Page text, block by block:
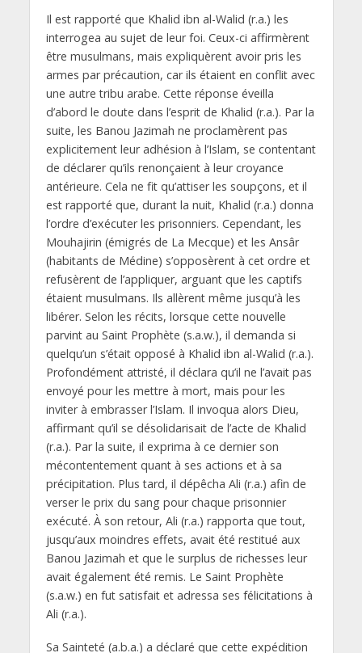
Il est rapporté que Khalid ibn al-Walid (r.a.) les
interrogea au sujet de leur foi. Ceux-ci affirmèrent
être musulmans, mais expliquèrent avoir pris les
armes par précaution, car ils étaient en conflit avec
une autre tribu arabe. Cette réponse éveilla
d’abord le doute dans l’esprit de Khalid (r.a.). Par la
suite, les Banou Jazimah ne proclamèrent pas
explicitement leur adhésion à l’Islam, se contentant
de déclarer qu’ils renonçaient à leur croyance
antérieure. Cela ne fit qu’attiser les soupçons, et il
est rapporté que, durant la nuit, Khalid (r.a.) donna
l’ordre d’exécuter les prisonniers. Cependant, les
Mouhajirin (émigrés de La Mecque) et les Ansâr
(habitants de Médine) s’opposèrent à cet ordre et
refusèrent de l’appliquer, arguant que les captifs
étaient musulmans. Ils allèrent même jusqu’à les
libérer. Selon les récits, lorsque cette nouvelle
parvint au Saint Prophète (s.a.w.), il demanda si
quelqu’un s’était opposé à Khalid ibn al-Walid (r.a.).
Profondément attristé, il déclara qu’il ne l’avait pas
envoyé pour les mettre à mort, mais pour les
inviter à embrasser l’Islam. Il invoqua alors Dieu,
affirmant qu’il se désolidarisait de l’acte de Khalid
(r.a.). Par la suite, il exprima à ce dernier son
mécontentement quant à ses actions et à sa
précipitation. Plus tard, il dépêcha Ali (r.a.) afin de
verser le prix du sang pour chaque prisonnier
exécuté. À son retour, Ali (r.a.) rapporta que tout,
jusqu’aux moindres effets, avait été restitué aux
Banou Jazimah et que le surplus de richesses leur
avait également été remis. Le Saint Prophète
(s.a.w.) en fut satisfait et adressa ses félicitations à
Ali (r.a.).
Sa Sainteté (a.b.a.) a déclaré que cette expédition